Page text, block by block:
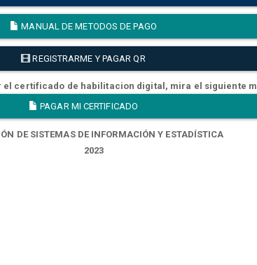
MANUAL DE METODOS DE PAGO
REGISTRARME Y PAGAR QR
el certificado de habilitacion digital, mira el siguiente
PAGAR MI CERTIFICADO
DE SISTEMAS DE INFORMACIÓN Y ESTADÍSTICA
2023